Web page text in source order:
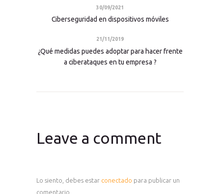
30/09/2021
Ciberseguridad en dispositivos móviles
21/11/2019
¿Qué medidas puedes adoptar para hacer frente
a ciberataques en tu empresa ?
Leave a comment
Lo siento, debes estar conectado para publicar un
comentario.